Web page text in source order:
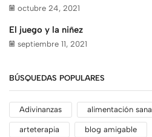
octubre 24, 2021
El juego y la niñez
septiembre 11, 2021
BÚSQUEDAS POPULARES
Adivinanzas alimentación sana
arteterapia blog amigable